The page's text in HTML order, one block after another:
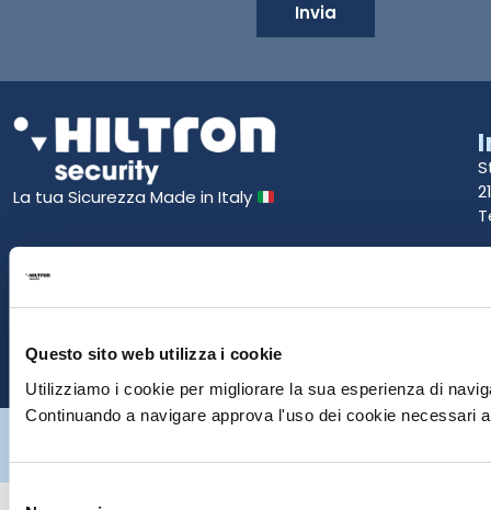
Questo sito web utilizza i cookie
Utilizziamo i cookie per migliorare la sua esperienza di
Continuando a navigare approva l'uso dei cookie necessari
Invia
La tua Sicurezza Made in Italy
Hiltron Security è distribuito in Italia da Hiltron Land S.r.l. | P.IVA
riservati